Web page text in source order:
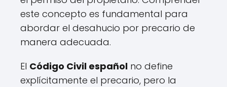
este concepto es fundamental para
abordar el desahucio por precario de
manera adecuada.
El Código Civil español no define
explícitamente el precario, pero la